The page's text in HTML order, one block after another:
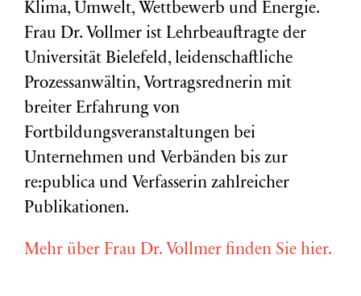
Klima, Umwelt, Wettbewerb und Energie.
Frau Dr. Vollmer ist Lehrbeauftragte der
Universität Bielefeld, leidenschaftliche
Prozessanwältin, Vortragsrednerin mit
breiter Erfahrung von
Fortbildungsveranstaltungen bei
Unternehmen und Verbänden bis zur
re:publica und Verfasserin zahlreicher
Publikationen.
Mehr über Frau Dr. Vollmer finden Sie hier.